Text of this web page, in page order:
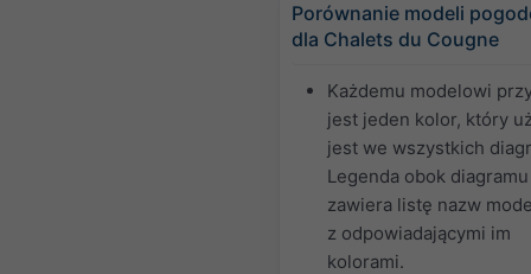
Porównanie modeli
dla Chalets du Cougne
Każdemu modelowi
jest jeden kolor, który
jest we wszystkich
Legenda obok diagramu
zawiera listę nazw
z odpowiadającymi im
kolorami.